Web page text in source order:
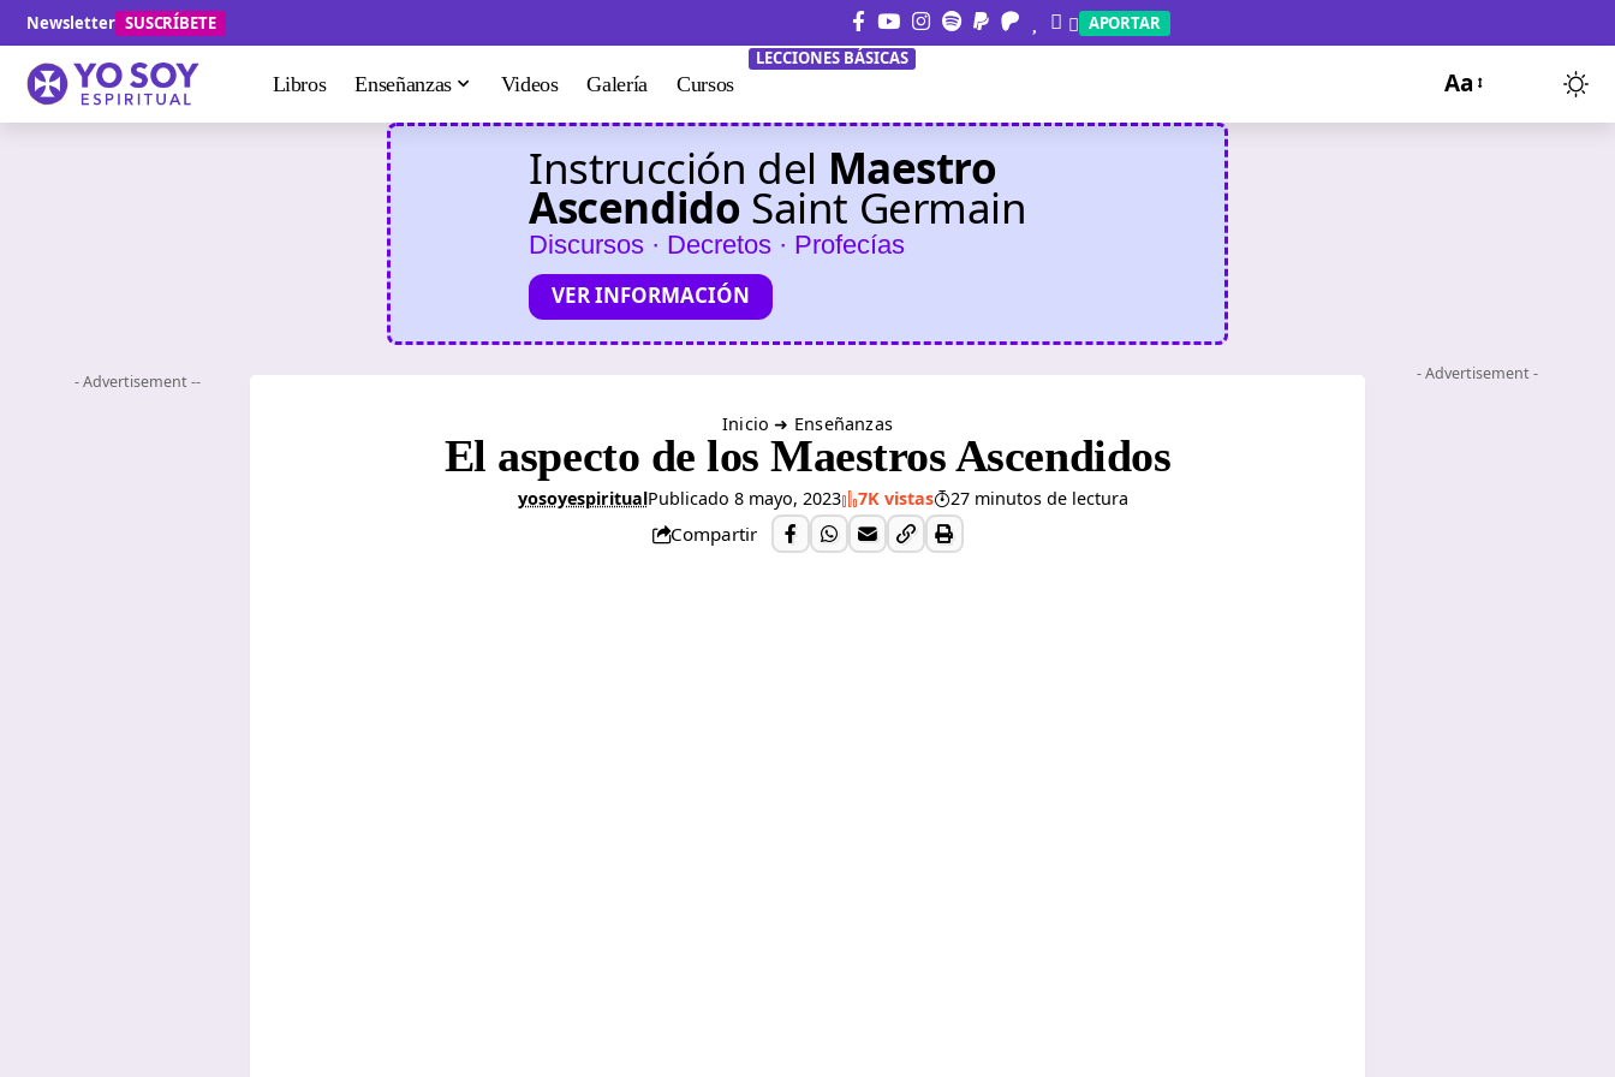
Newsletter SUSCRÍBETE APORTAR
Libros Enseñanzas Videos Galería Cursos
LECCIONES BÁSICAS
Aa
Instrucción del Maestro
Ascendido Saint Germain
Discursos · Decretos · Profecías
VER INFORMACIÓN
- Advertisement --
Inicio ➜ Enseñanzas
El aspecto de los Maestros Ascendidos
yosoyespiritualPublicado 8 mayo, 2023 7K vistas 27 minutos de lectura
Compartir
- Advertisement -